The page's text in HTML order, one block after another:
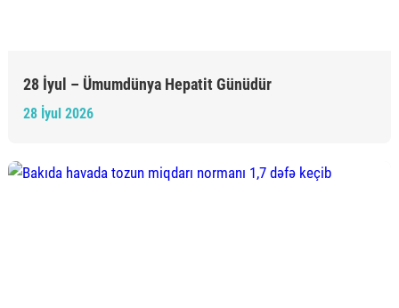
28 İyul – Ümumdünya Hepatit Günüdür
28 İyul 2026